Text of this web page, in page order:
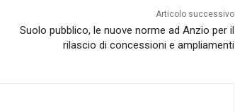
Articolo successivo
Suolo pubblico, le nuove norme ad Anzio per il
rilascio di concessioni e ampliamenti